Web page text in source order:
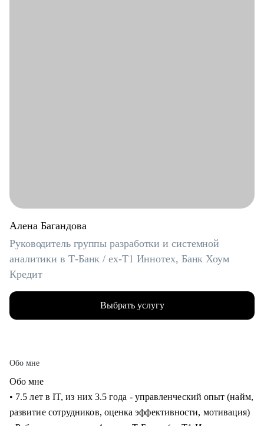
Алена Багандова
Руководитель группы разработки и системной
аналитики в Т-Банк / ex-T1 Иннотех, Банк Хоум
Кредит
Выбрать услугу
Обо мне
Обо мне
• 7.5 лет в IT, из них 3.5 года - управленческий опыт (найм,
развитие сотрудников, оценка эффективности, мотивация)